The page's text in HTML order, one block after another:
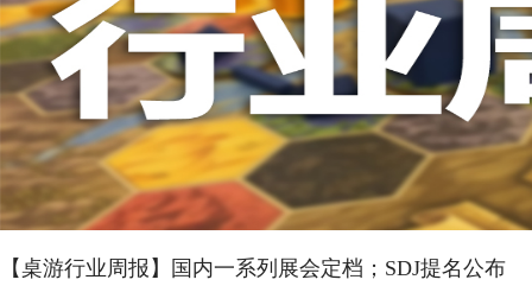
【桌游行业周报】国内一系列展会定档；SDJ提名公布